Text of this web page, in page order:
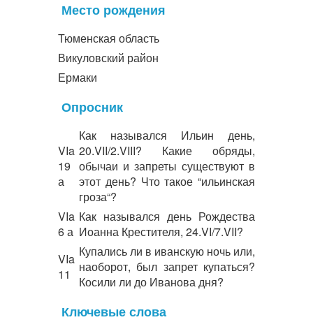
Место рождения
Тюменская область
Викуловский район
Ермаки
Опросник
VIa
19
а
Как назывался Ильин день,
20.VII/2.VIII? Какие обряды,
обычаи и запреты существуют в
этот день? Что такое “ильинская
гроза“?
VIa
6 а
Как назывался день Рождества
Иоанна Крестителя, 24.VI/7.VII?
VIa
11
Купались ли в иванскую ночь или,
наоборот, был запрет купаться?
Косили ли до Иванова дня?
Ключевые слова